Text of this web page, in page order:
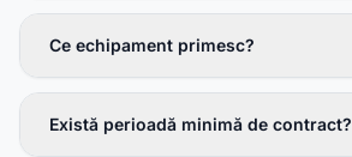
Ce echipament primesc?
Există perioadă minimă de contract?